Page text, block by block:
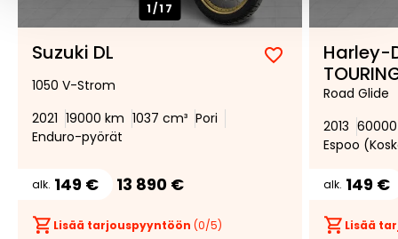
1/17
Suzuki DL
Lisää
suosikiksi
Poista
suosikeista
1050 V-Strom
2021 19000 km 1037 cm³ Pori
Enduro-pyörät
alk. 149 € 13 890 €
Lisää tarjouspyyntöön (0/5)
Harley-
Road Glide
2013
Espoo
alk. 149 €
Lisää